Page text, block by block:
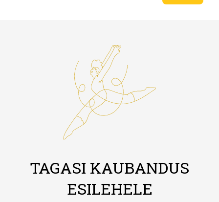
TAGASI KAUBANDUS
ESILEHELE